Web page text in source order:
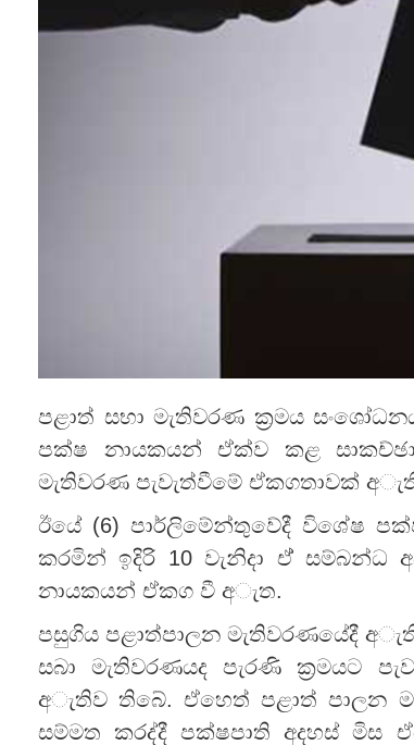
පළාත් සභා මැතිවරණ ක්‍රමය
පක්ෂ නායකයන් ඒක්ව කළ
මැතිවරණ පැවැත්වීමේ ඒකගතාවක්
ඊයේ (6) පාර්ලිමේන්තුවේදී විශේෂ
කරමින් ඉදිරි 10 වැනිදා ඒ්
නායකයන් ඒකග වී අැත.
පසුගිය පළාත්පාලන මැතිවරණයේදී
සබා මැතිවරණයද පැරණි ක්‍රමයට
අැතිව තිබේ. ඒහෙත් පළාත් පාලන
සම්මත කරද්දී පක්ෂපාති අදහස් මිස